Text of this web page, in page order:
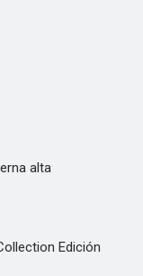
alta
Edición